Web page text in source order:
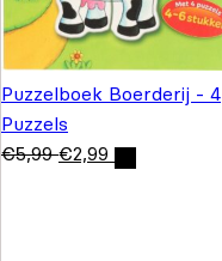
Puzzelboek Boerderij - 4
Puzzels
€5,99 €2,99